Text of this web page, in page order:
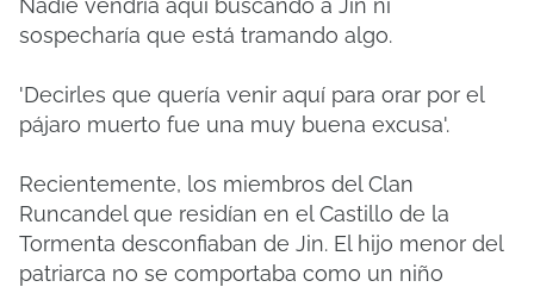
Nadie vendría aquí buscando a Jin ni
sospecharía que está tramando algo.
'Decirles que quería venir aquí para orar por el
pájaro muerto fue una muy buena excusa'.
Recientemente, los miembros del Clan
Runcandel que residían en el Castillo de la
Tormenta desconfiaban de Jin. El hijo menor del
patriarca no se comportaba como un niño